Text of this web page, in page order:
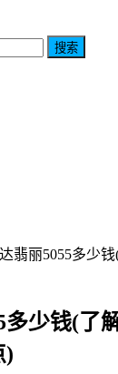
搜索
翡丽5055多少
多少钱(了
)